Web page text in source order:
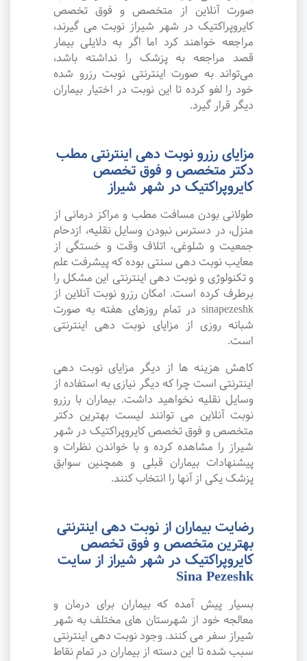
صورت آنلاین از متخصص و فوق تخصص
کایروپراکتیک در شهر شیراز نوبت می گیرند،
مراجعه خواهند کرد اما اگر به دلایلی بیمار
قصد مراجعه به پزشک را نداشته باشد،
می‌تواند به صورت اینترنتی نوبت رزرو شده
خود را لغو کرده تا این نوبت در اختیار بیماران
دیگر قرار گیرد.
مزایای رزرو نوبت دهی اینترنتی مطب
دکتر متخصص و فوق تخصص
کایروپراکتیک در شهر شیراز
طولانی بودن مسافت مطب و مراکز درمانی از
منزل، در دسترس نبودن وسایل نقلیه، ازدحام
جمعیت و شلوغی، اتلاف وقت و خستگی از
معایب نوبت دهی سنتی بوده که پیشرفت علم
و تکنولوژی و نوبت دهی اینترنتی این مشکل را
برطرف کرده است. امکان رزرو نوبت آنلاین از
sinapezeshk در تمام روزهای هفته به صورت
شبانه روزی از مزایای نوبت دهی اینترنتی
است.
کاهش هزینه ها از دیگر مزایای نوبت دهی
اینترنتی است چرا که دیگر نیازی به استفاده از
وسایل نقلیه نخواهید داشت. بیماران با رزرو
نوبت آنلاین می توانند لیست بهترین دکتر
متخصص و فوق تخصص کایروپراکتیک در شهر
شیراز را مشاهده کرده و با خواندن نظرات و
پیشنهادات بیماران قبلی و همچنین سوابق
پزشک یکی از آنها را انتخاب کنند.
رضایت بیماران از نوبت دهی اینترنتی
بهترین متخصص و فوق تخصص
کایروپراکتیک در شهر شیراز از سایت
Sina Pezeshk
بسیار پیش آمده که بیماران برای درمان و
معالجه خود از شهرستان های مختلف به شهر
شیراز سفر می کنند. وجود نوبت دهی اینترنتی
سبب شده تا این دسته از بیماران در تمام نقاط